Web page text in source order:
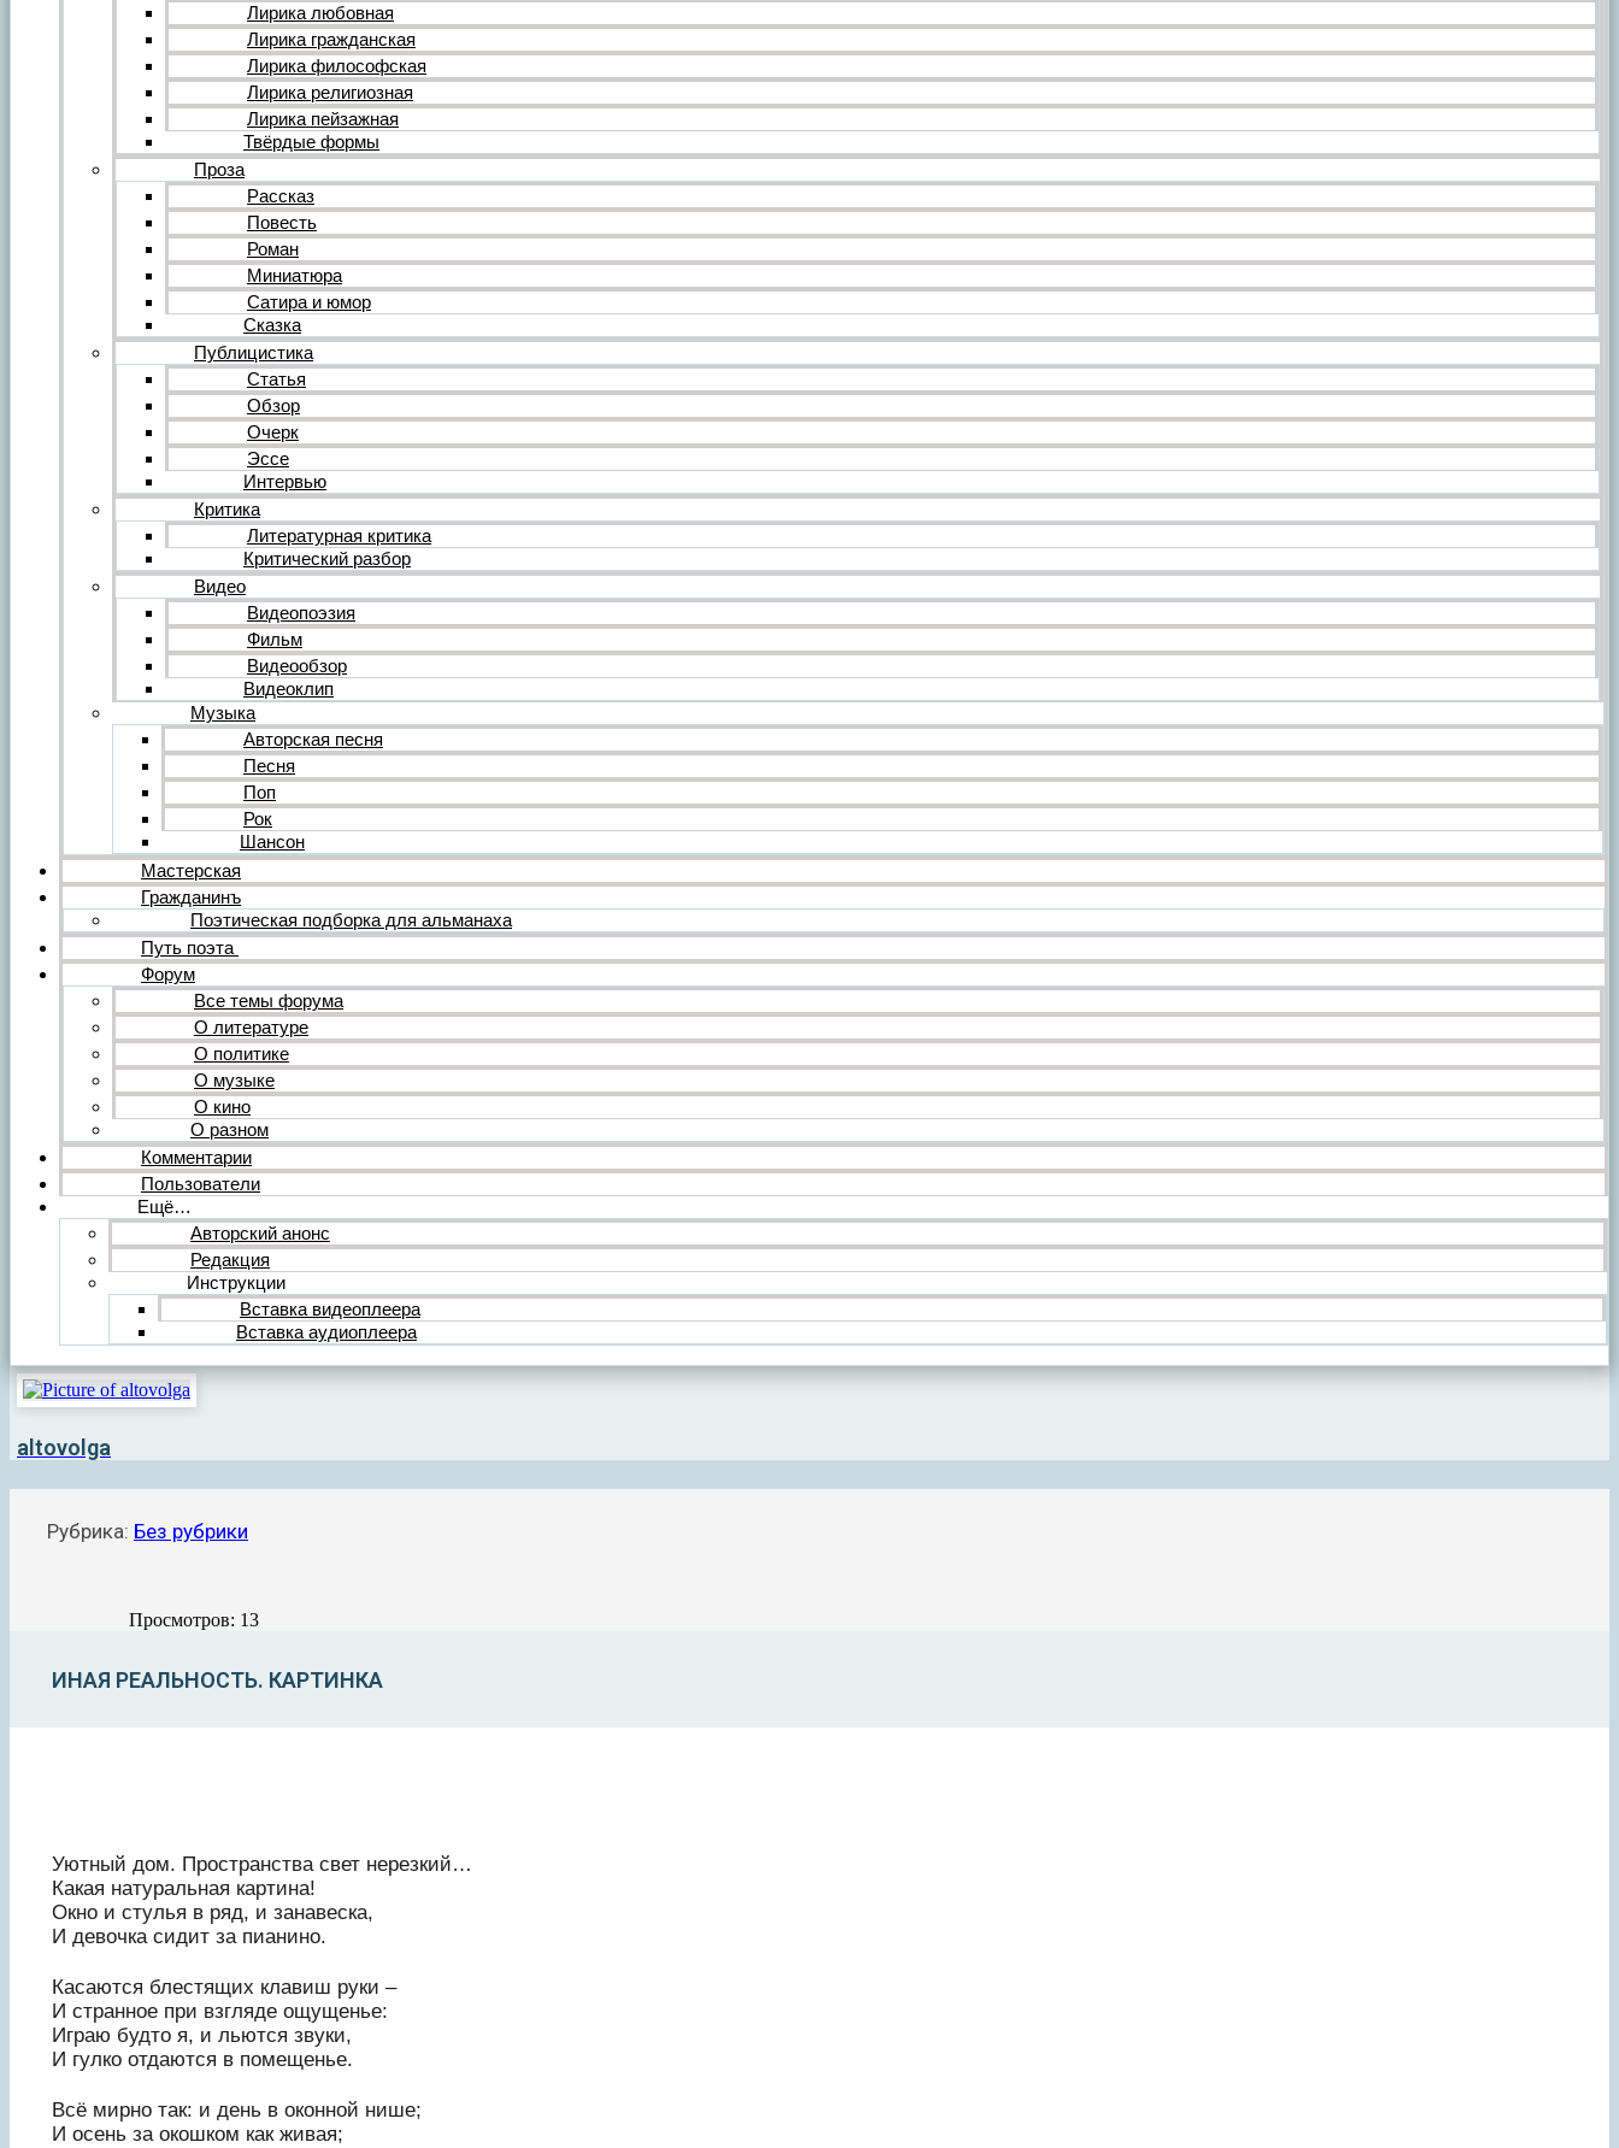
Лирика любовная
Лирика гражданская
Лирика философская
Лирика религиозная
Лирика пейзажная
Твёрдые формы
Проза
Рассказ
Повесть
Роман
Миниатюра
Сатира и юмор
Сказка
Публицистика
Статья
Обзор
Очерк
Эссе
Интервью
Критика
Литературная критика
Критический разбор
Видео
Видеопоэзия
Фильм
Видеообзор
Видеоклип
Музыка
Авторская песня
Песня
Поп
Рок
Шансон
Мастерская
Гражданинъ
Поэтическая подборка для альманаха
Путь поэта
Форум
Все темы форума
О литературе
О политике
О музыке
О кино
О разном
Комментарии
Пользователи
Ещё…
Авторский анонс
Редакция
Инструкции
Вставка видеоплеера
Вставка аудиоплеера
Все темы форума
О литературе
О политике
О музыке
О кино
О разном
Комментарии
Пользователи
Авторский анонс
Редакция
Инструкции
Вставка видеоплеера
Вставка аудиоплеера
Войдите на сайт или зарегистрируйтесь
altovolga
Рубрика: Без рубрики
Просмотров: 13
ИНАЯ РЕАЛЬНОСТЬ. КАРТИНКА
Уютный дом. Пространства свет нерезкий…
Какая натуральная картина!
Окно и стулья в ряд, и занавеска,
И девочка сидит за пианино.
Касаются блестящих клавиш руки –
И странное при взгляде ощущенье:
Играю будто я, и льются звуки,
И гулко отдаются в помещенье.
Всё мирно так: и день в оконной нише;
И осень за окошком как живая;